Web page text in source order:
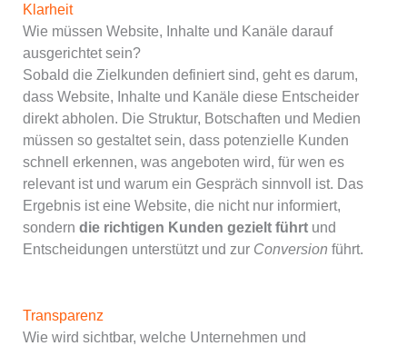
Klarheit
Wie müssen Website, Inhalte und Kanäle darauf
ausgerichtet sein?
Sobald die Zielkunden definiert sind, geht es darum,
dass Website, Inhalte und Kanäle diese Entscheider
direkt abholen. Die Struktur, Botschaften und Medien
müssen so gestaltet sein, dass potenzielle Kunden
schnell erkennen, was angeboten wird, für wen es
relevant ist und warum ein Gespräch sinnvoll ist. Das
Ergebnis ist eine Website, die nicht nur informiert,
sondern die richtigen Kunden gezielt führtund
Entscheidungen unterstützt und zur Conversion führt.
Transparenz
Wie wird sichtbar, welche Unternehmen und